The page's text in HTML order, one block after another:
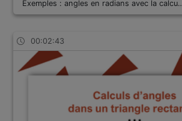
Exemples : angles en radians avec la
00:02:43